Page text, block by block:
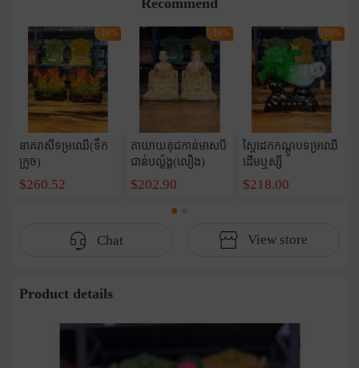
Recommend
-16%
នាគរាសីទម្រឈើ(ទឹក
ក្រូច)
$260.52
-16%
តាយាយគុជកាន់មាសបី
ជាន់បល្ល័ង្គ(លឿង)
$202.90
-16%
ស្ពៃដេកកណ្តូបទម្រឈើ
ដើមឬស្សី
$218.00
Chat View store
Product details